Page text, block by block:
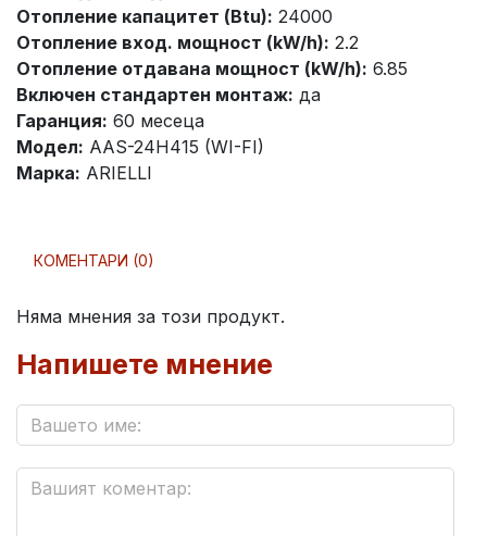
Отопление капацитет (Btu): 24000
Отопление вход. мощност (kW/h): 2.2
Отопление отдавана мощност (kW/h): 6.85
Включен стандартен монтаж: да
Гаранция: 60 месеца
Модел: AAS-24H415 (WI-FI)
Марка: ARIELLI
КОМЕНТАРИ (0)
Няма мнения за този продукт.
Напишете мнение